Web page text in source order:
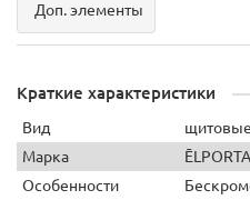
Доп. элементы
Краткие характеристики
Вид
щитовые
Марка
ĒLPORTA
Особенности